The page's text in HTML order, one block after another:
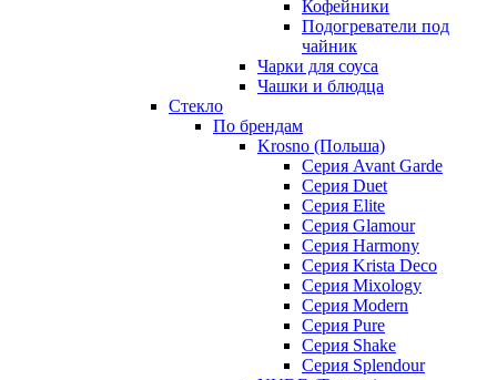
Кофейники
Подогреватели под
чайник
Чарки для соуса
Чашки и блюдца
Стекло
По брендам
Krosno (Польша)
Серия Avant Garde
Серия Duet
Серия Elite
Серия Glamour
Серия Harmony
Серия Krista Deco
Серия Mixology
Серия Modern
Серия Pure
Серия Shake
Серия Splendour